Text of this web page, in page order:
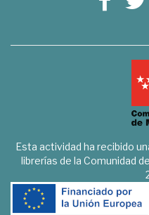
Esta actividad ha recibido
librerías de la Comunidad